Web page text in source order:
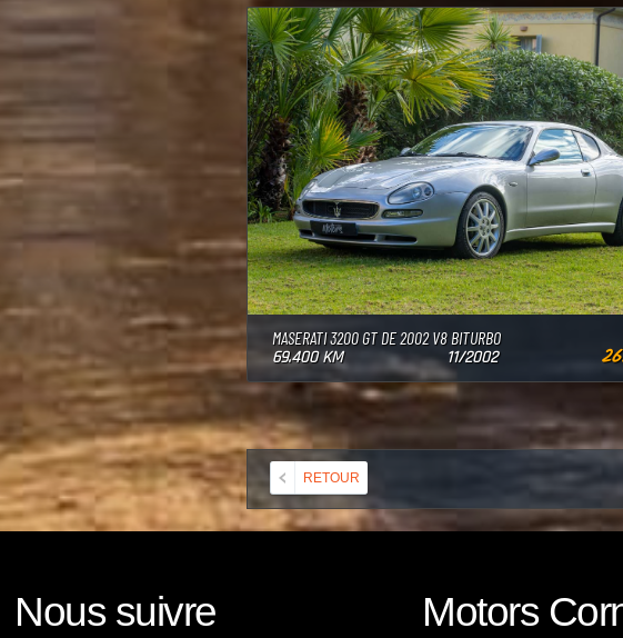
MASERATI 3200 GT DE 2002 V8 BITURBO
69.400 KM 11/2002
RETOUR
Nous suivre Motors